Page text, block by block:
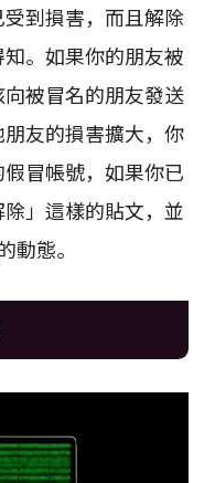
到損害，而且解除
。如果你的朋友被
被冒名的朋友發送
友的損害擴大，你
冒帳號，如果你已
」這樣的貼文，並
動態。